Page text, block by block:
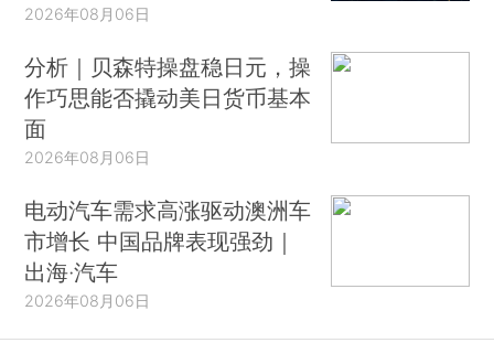
2026年08月06日
分析｜贝森特操盘稳日元，操
作巧思能否撬动美日货币基本
面
2026年08月06日
电动汽车需求高涨驱动澳洲车
市增长 中国品牌表现强劲｜
出海·汽车
2026年08月06日